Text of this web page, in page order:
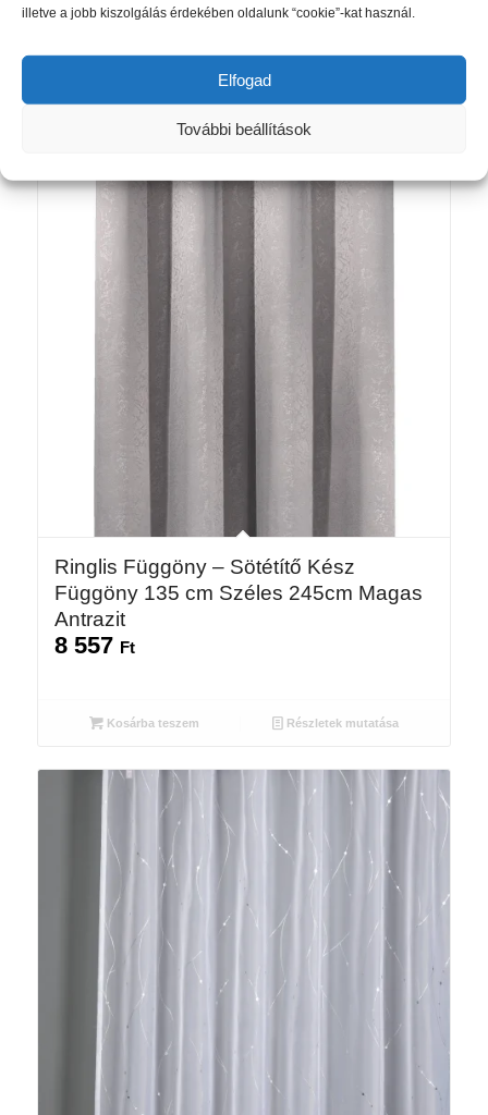
illetve a jobb kiszolgálás érdekében oldalunk “cookie”-kat használ.
Elfogad
További beállítások
Kapcsolódó termékek
Ringlis Függöny – Sötétítő Kész
Függöny 135 cm Széles 245cm Magas
Antrazit
8 557 Ft
Kosárba teszem Részletek mutatása